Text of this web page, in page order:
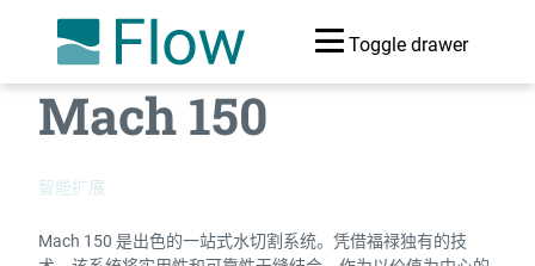
Toggle drawer
Mach 150
智能扩展
Mach 150 是出色的一站式水切割系统。凭借福禄独有的技